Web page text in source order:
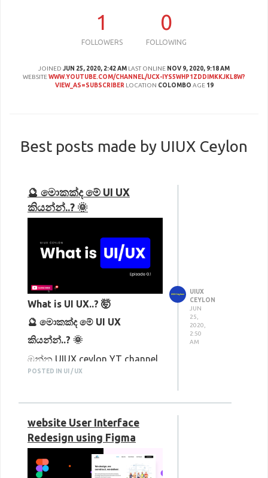
1
FOLLOWERS
0
FOLLOWING
JOINED JUN 25, 2020, 2:42 AM LAST ONLINE NOV 9, 2020, 9:18 AM
WEBSITEWWW.YOUTUBE.COM/CHANNEL/UCX-IYS5WHP1ZDDIMKKJKL8W?
VIEW_AS=SUBSCRIBER LOCATION COLOMBO AGE 19
Best posts made by UIUX Ceylon
🔮 මොකක්ද මේ UI UX
කියන්න්..? 🌞
What is UI UX..? 🤯
🔮 මොකක්ද මේ UI UX
කියන්න්..? 🌞
ඔන්න UIUX ceylon YT channel
එකේ intro එකෙන් පස්සෙ ගේන
එකක්.. ඉතින් මේ video එක ගැන
කතාකරනව නම් ගොඩක් සරල
විදියට UIUX කියන්නෙ මොකක්ද
POSTED IN UI / UX
UIUX
CEYLON
JUN
25,
2020,
2:50
AM
website User Interface
Redesign using Figma